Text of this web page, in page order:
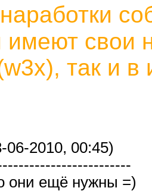
имеют свои
так и в
06-2010, 00:45)
они ещё нужны =)